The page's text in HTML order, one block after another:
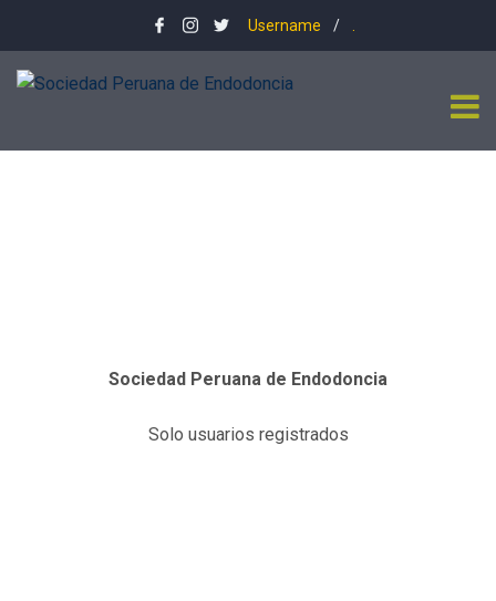
Username /
Sociedad Peruana de Endodoncia
Solo usuarios registrados